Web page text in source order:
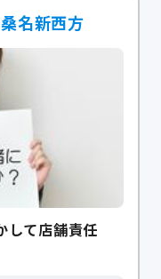
名新西方
して店舗責任